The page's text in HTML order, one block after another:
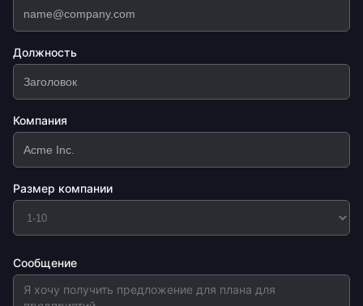
Должность
Компания
Размер компании
Сообщение